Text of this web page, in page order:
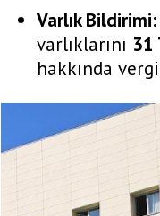
Varlık Bildirimi:
varlıklarını 31
hakkında